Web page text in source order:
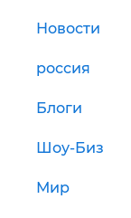
Новости
россия
Блоги
Шоу-Биз
Мир